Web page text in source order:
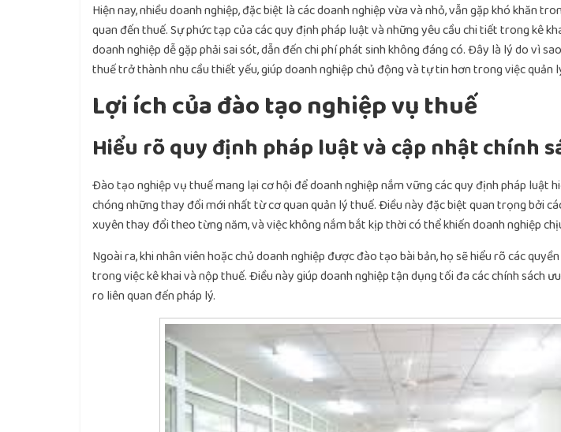
Hiện nay, nhiều doanh nghiệp, đặc biệt là các doanh nghiệp vừa và nhỏ, vẫn gặp khó khăn
quan đến thuế. Sự phức tạp của các quy định pháp luật và những yêu cầu chi tiết trong kê
doanh nghiệp dễ gặp phải sai sót, dẫn đến chi phí phát sinh không đáng có. Đây là lý do vì
thuế trở thành nhu cầu thiết yếu, giúp doanh nghiệp chủ động và tự tin hơn trong việc quản
Lợi ích của đào tạo nghiệp vụ thuế
Hiểu rõ quy định pháp luật và cập nhật chính
Đào tạo nghiệp vụ thuế mang lại cơ hội để doanh nghiệp nắm vững các quy định pháp luật
chóng những thay đổi mới nhất từ cơ quan quản lý thuế. Điều này đặc biệt quan trọng bởi
xuyên thay đổi theo từng năm, và việc không nắm bắt kịp thời có thể khiến doanh nghiệp
Ngoài ra, khi nhân viên hoặc chủ doanh nghiệp được đào tạo bài bản, họ sẽ hiểu rõ các
trong việc kê khai và nộp thuế. Điều này giúp doanh nghiệp tận dụng tối đa các chính sách
ro liên quan đến pháp lý.